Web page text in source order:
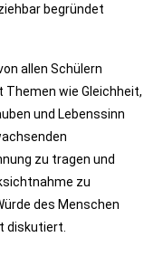
begründet
allen Schülern
wie Gleichheit,
und Lebenssinn
zu tragen und
zu
des Menschen
diskutiert.